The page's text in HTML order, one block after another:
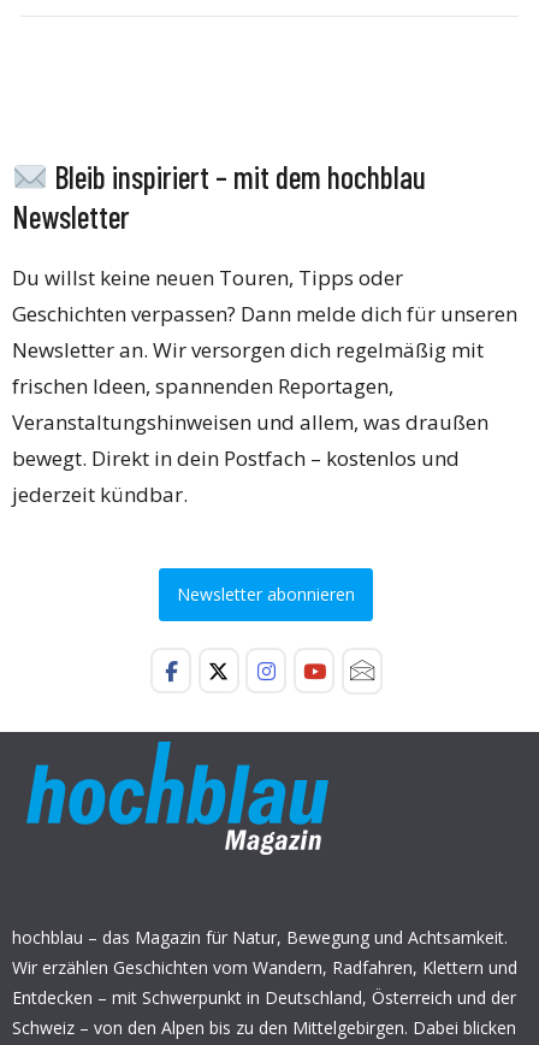
Bleib inspiriert – mit dem hochblau
Newsletter
Du willst keine neuen Touren, Tipps oder
Geschichten verpassen? Dann melde dich für unseren
Newsletter an. Wir versorgen dich regelmäßig mit
frischen Ideen, spannenden Reportagen,
Veranstaltungshinweisen und allem, was draußen
bewegt. Direkt in dein Postfach – kostenlos und
jederzeit kündbar.
Newsletter abonnieren
hochblau – das Magazin für Natur, Bewegung und Achtsamkeit.
Wir erzählen Geschichten vom Wandern, Radfahren, Klettern und
Entdecken – mit Schwerpunkt in Deutschland, Österreich und der
Schweiz – von den Alpen bis zu den Mittelgebirgen. Dabei blicken